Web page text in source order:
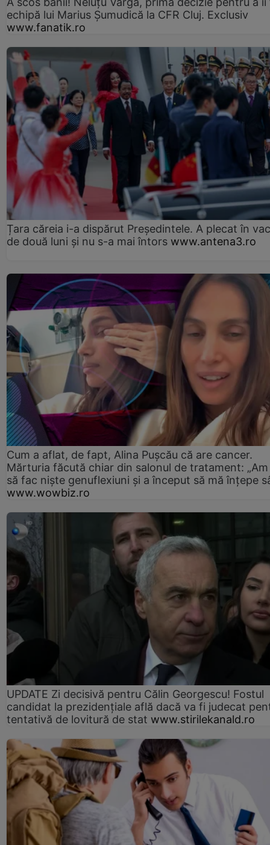
echipă lui Marius Șumudică la CFR Cluj. Exclusiv
www.fanatik.ro
Țara căreia i-a dispărut Președintele. A plecat în
de două luni și nu s-a mai întors www.antena3.ro
Cum a aflat, de fapt, Alina Pușcău că are cancer.
Mărturia făcută chiar din salonul de tratament:
să fac niște genuflexiuni și a început să mă înțepe
www.wowbiz.ro
UPDATE Zi decisivă pentru Călin Georgescu! Fostul
candidat la prezidențiale află dacă va fi judecat
tentativă de lovitură de stat www.stirilekanald.ro